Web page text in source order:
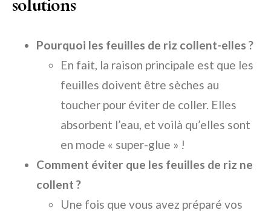
Pourquoi les feuilles de riz collent-elles ?
En fait, la raison principale est que les
feuilles doivent être sèches au
toucher pour éviter de coller. Elles
absorbent l’eau, et voilà qu’elles sont
en mode « super-glue » !
Comment éviter que les feuilles de riz ne
collent ?
Une fois que vous avez préparé vos